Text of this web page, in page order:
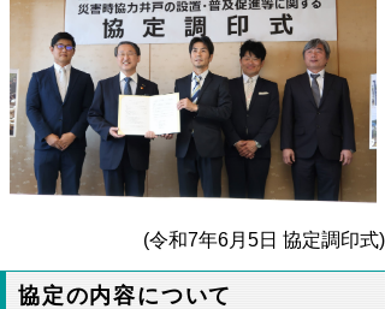
(令和7年6月5日 協定調印式)
協定の内容について